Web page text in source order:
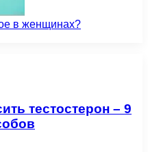
в женщинах?
тестостерон – 9